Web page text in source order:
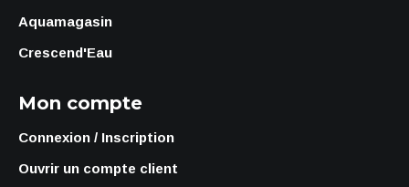
Aquamagasin
Crescend'Eau
Mon compte
Connexion / Inscription
Ouvrir un compte client